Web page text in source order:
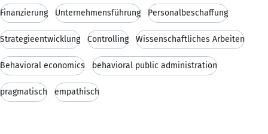
Finanzierung Unternehmensführung Personalbeschaffung
Strategieentwicklung Controlling Wissenschaftliches Arbeiten
Behavioral economics behavioral public administration
pragmatisch empathisch